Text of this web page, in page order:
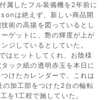
属したフル装備機を2年前に
は絶えず、新しい商品開
術の高揚を図っているとし
ゲットに、艶の輝度が上が
ンジしているとしていた。
はヒットしてくれ、お陰様
ック紙の透明赤玉を本日に
けたカレンダーで、これは
加工部をつけた2台の輪転
を1工程で施していた。